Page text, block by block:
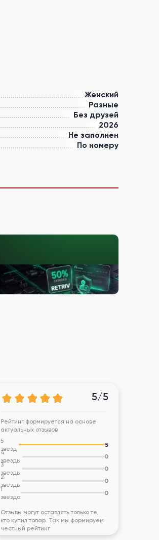
Женский
Разные
Без друзей
2026
Не заполнен
По номеру
5/5
Рейтинг формируется на основе
актуальных отзывов
5
звёзд
5
4
звезды
0
3
звезды
0
2
звезды
0
1
звезда
0
Отзывы могут оставлять только те,
кто купил товар. Так мы формируем
честный рейтинг